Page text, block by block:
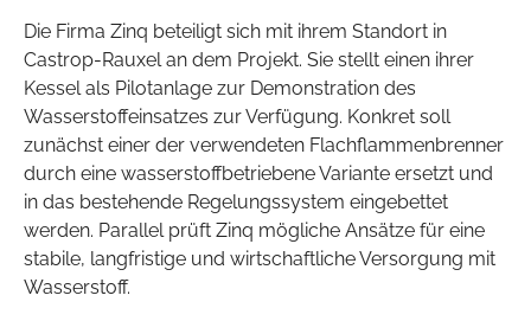
Die Firma Zinq beteiligt sich mit ihrem Standort in
Castrop-Rauxel an dem Projekt. Sie stellt einen ihrer
Kessel als Pilotanlage zur Demonstration des
Wasserstoffeinsatzes zur Verfügung. Konkret soll
zunächst einer der verwendeten Flachflammenbrenner
durch eine wasserstoffbetriebene Variante ersetzt und
in das bestehende Regelungssystem eingebettet
werden. Parallel prüft Zinq mögliche Ansätze für eine
stabile, langfristige und wirtschaftliche Versorgung mit
Wasserstoff.